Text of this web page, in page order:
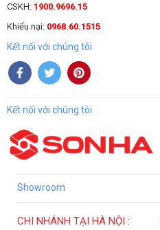
CSKH: 1900.9696.15
Khiếu nại: 0968.60.1515
Kết nối với chúng tôi
Kết nối với chúng tôi
Showroom
CHI NHÁNH TẠI HÀ NỘI :